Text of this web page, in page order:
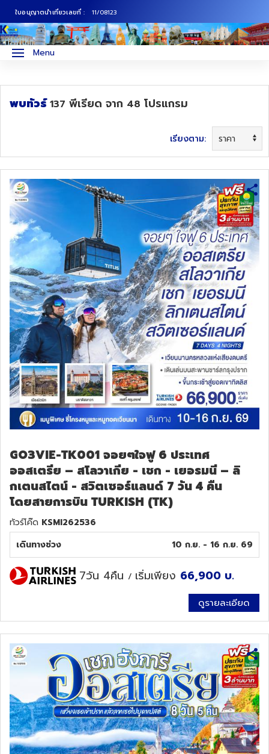
ใบอนุญาตนำเที่ยวเลขที่ : 11/08123
Menu
พบทัวร์137 พีเรียด จาก 48 โปรแกรม
เรียงตาม:
GO3VIE-TK001 จอยๆใจฟู 6 ประเทศ
ออสเตรีย – สโลวาเกีย - เชก - เยอรมนี – ลิ
กเตนสไตน์ - สวิตเซอร์แลนด์ 7 วัน 4 คืน
โดยสายการบิน TURKISH (TK)
ทัวร์โค๊ด KSMI262536
เดินทางช่วง
10 ก.ย. - 16 ก.ย. 69
7วัน 4คืน / เริ่มเพียง 66,900 บ.
ดูรายละเอียด
ทัวร์ญี่ปุ่น
ทัวร์ยุโรป
ทัวร์จีน
ทัวร์ฮ่องกง
ทัวร์สิงคโปร์
ทัวร์ตุรเคีย
ทัวร์สวิตเซอร์แลนด์
ทัวร์พม่า
ทัวร์ลาว
ทัวร์มัลดีฟส์
ทัวร์เวียดนาม
ทัวร์จอร์เจีย
ทัวร์อินเดีย
ทัวร์นิวซีแลนด์
ภาคเหนือ
ภาคอีสาน
ภาคตะวันออก